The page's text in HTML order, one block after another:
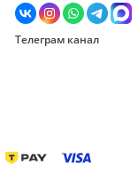
Телеграм канал